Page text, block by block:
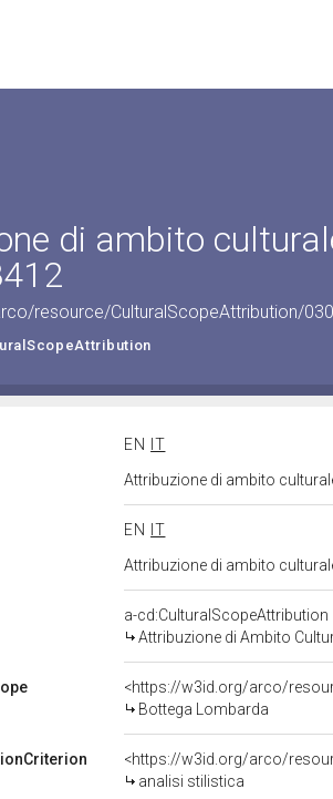
di ambito
resource/CulturalScopeAttribution/
EN
IT
Attribuzione di ambito
EN
IT
Attribuzione di ambito
a-cd:CulturalScopeAttribution
Attribuzione di Ambito
<https://w3id.org/arco/
Bottega Lombarda
<https://w3id.org/arco/
analisi stilistica